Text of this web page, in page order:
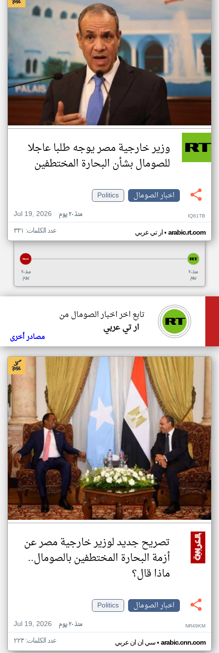
وزير خارجية مصر يوجه طلبا عاجلا
للصومال بشأن البحارة المختطفين
اخبار الصومال
Politics
Jul 19, 2026
منذ ٢٠ يوم IQ61TB
ار تي عربي• arabic.rt.com عدد الكلمات: ٣٣١
منذ ٢٠
يوم
منذ ٢٠
يوم
تابع اخر اخبار الصومال من
ار تي عربي
مصادر أخرى
تصريح جديد لوزير خارجية مصر عن
أزمة البحارة المختطفين بالصومال..
ماذا قال؟
اخبار الصومال
Politics
Jul 19, 2026
منذ ٢٠ يوم NR49KM
سي ان ان عربي• arabic.cnn.com عدد الكلمات: ٢٢٣